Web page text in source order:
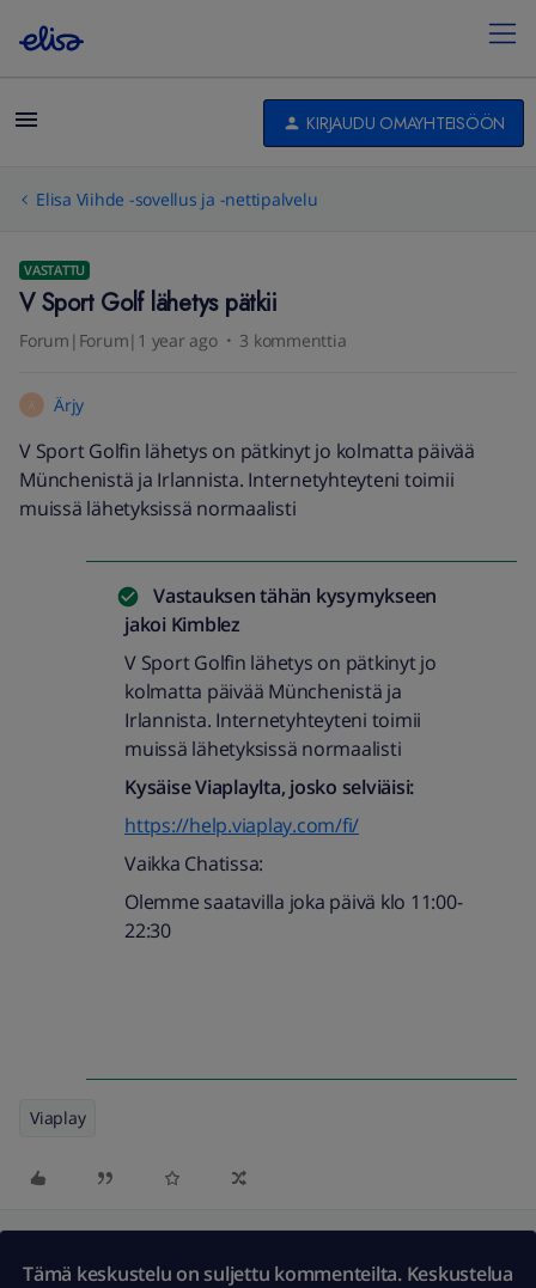
KIRJAUDU OMAYHTEISÖÖN
Elisa Viihde -sovellus ja -nettipalvelu
VASTATTU
V Sport Golf lähetys pätkii
Forum|Forum|1 year ago 3 kommenttia
Ä Ärjy
V Sport Golfin lähetys on pätkinyt jo kolmatta päivää
Münchenistä ja Irlannista. Internetyhteyteni toimii
muissä lähetyksissä normaalisti
Vastauksen tähän kysymykseen
jakoi Kimblez
V Sport Golfin lähetys on pätkinyt jo
kolmatta päivää Münchenistä ja
Irlannista. Internetyhteyteni toimii
muissä lähetyksissä normaalisti
Kysäise Viaplaylta, josko selviäisi:
https://help.viaplay.com/fi/
Vaikka Chatissa:
Olemme saatavilla joka päivä klo 11:00-
22:30
Viaplay
Tämä keskustelu on suljettu kommenteilta. Keskustelua